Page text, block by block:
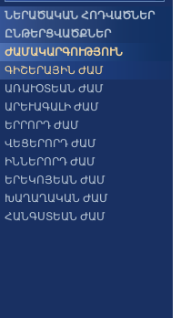
ՆԵՐԱԾԱԿԱՆ ՀՈԴՎԱԾՆԵՐ
ԸՆԹԵՐՑՎԱԾՔՆԵՐ
ԺԱՄԱԿԱՐԳՈՒԹՅՈՒՆ
ԳԻՇԵՐԱՅԻՆ ԺԱՄ
ԱՌԱՒՕՏԵԱՆ ԺԱՄ
ԱՐԵՒԱԳԱԼԻ ԺԱՄ
ԵՐՐՈՐԴ ԺԱՄ
ՎԵՑԵՐՈՐԴ ԺԱՄ
ԻՆՆԵՐՈՐԴ ԺԱՄ
ԵՐԵԿՈՅԵԱՆ ԺԱՄ
ԽԱՂԱՂԱԿԱՆ ԺԱՄ
ՀԱՆԳՍՏԵԱՆ ԺԱՄ